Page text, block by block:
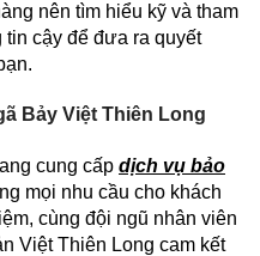
nên tìm hiểu kỹ và tham
tin cậy để đưa ra quyết
Bảy Việt Thiên Long
cung cấp dịch vụ bảo
mọi nhu cầu cho khách
cùng đội ngũ nhân viên
Việt Thiên Long cam kết